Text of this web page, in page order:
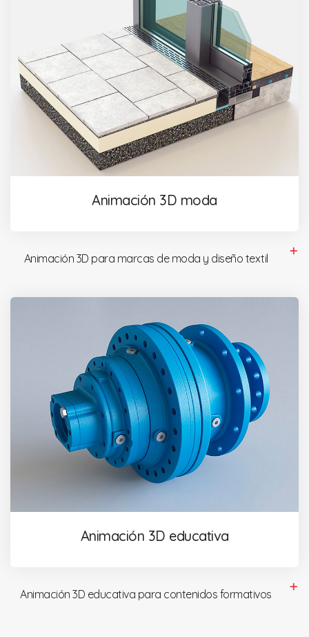
Animación 3D moda
Animación 3D para marcas de moda y diseño textil
Animación 3D educativa
Animación 3D educativa para contenidos formativos